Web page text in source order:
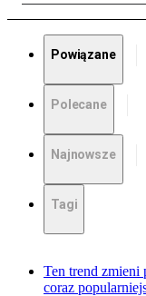
Powiązane
Polecane
Najnowsze
Tagi
Ten trend zmieni
coraz